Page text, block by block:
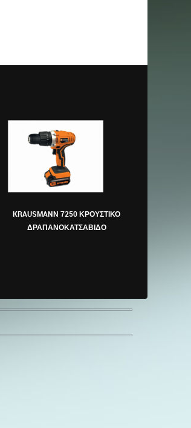
KRAUSMANN 7250 ΚΡΟΥΣΤΙΚΟ
ΔΡΑΠΑΝΟΚΑΤΣΑΒΙΔΟ